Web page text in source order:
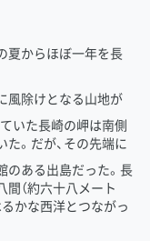
夏からほぼ一年を長
風除けとなる山地が
いた長崎の岬は南側
。だが、その先端に
のある出島だった。長
間（約六十八メート
かな西洋とつながっ